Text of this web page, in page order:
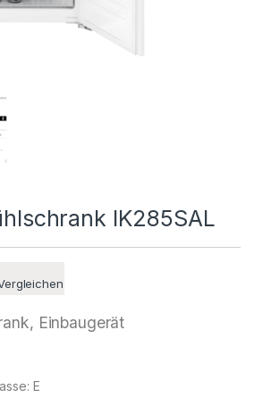
IK285SAL
Einbaugerät
E